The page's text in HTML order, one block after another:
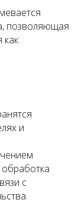
позволяющая
и
обработка
с